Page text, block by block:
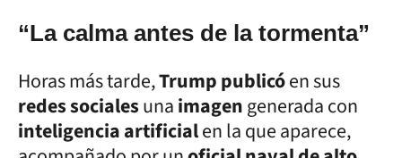
“La calma antes de la tormenta”
Horas más tarde,Trump publicóen sus
redes socialesunaimagengenerada con
inteligencia artificialen la que aparece,